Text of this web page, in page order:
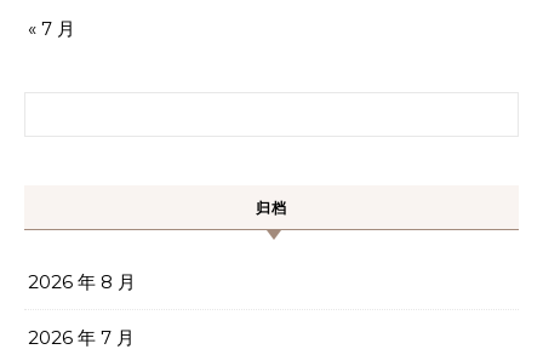
« 7 月
归档
2026 年 8 月
2026 年 7 月